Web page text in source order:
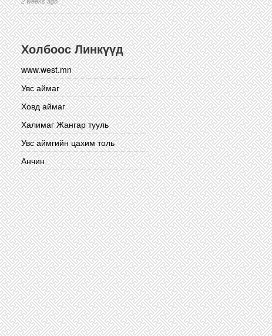
Холбоос Линкүүд
www.west.mn
Увс аймаг
Ховд аймаг
Халимаг Жангар тууль
Увс аймгийн цахим толь
Анчин